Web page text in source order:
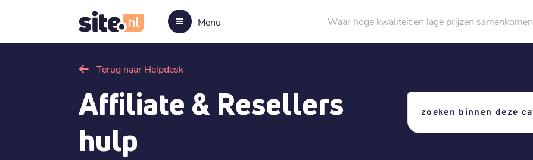
Menu Waar hoge kwaliteit en lage prijzen samenkomen
Terug naar Helpdesk
Affiliate & Resellers
hulp